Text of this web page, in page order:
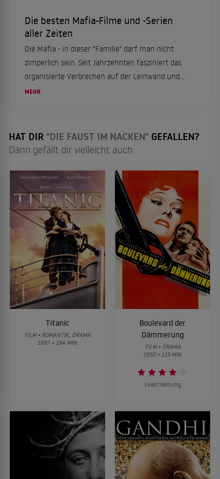
Die besten Mafia-Filme und -Serien
aller Zeiten
Die Mafia - in dieser "Familie" darf man nicht
zimperlich sein. Seit Jahrzehnten fasziniert das
organisierte Verbrechen auf der Leinwand und
hat dabei Meisterwerke wie "Der Pate" oder
MEHR
HAT DIR "DIE FAUST IM NACKEN" GEFALLEN?
Dann gefällt dir vielleicht auch:
Titanic
FILM • ROMANTIK, DRAMA
1997 • 194 MIN.
Boulevard der
Dämmerung
FILM • DRAMA
1950 • 115 MIN.
Lesermeinung